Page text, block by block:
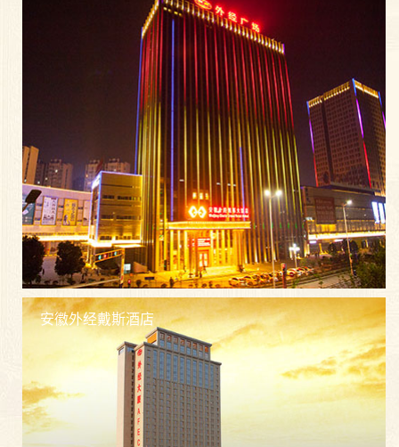
安徽外经戴斯酒店